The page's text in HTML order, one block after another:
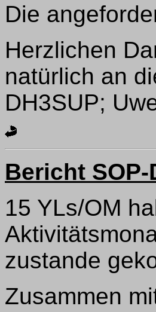
Die
Herzlichen
natürlich an
DH3SUP;
Bericht
15 YLs/OM
zustande
Zusammen